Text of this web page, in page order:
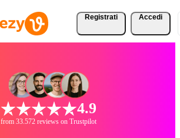
Registrati Accedi
4.9
from 33.572 reviews on Trustpilot